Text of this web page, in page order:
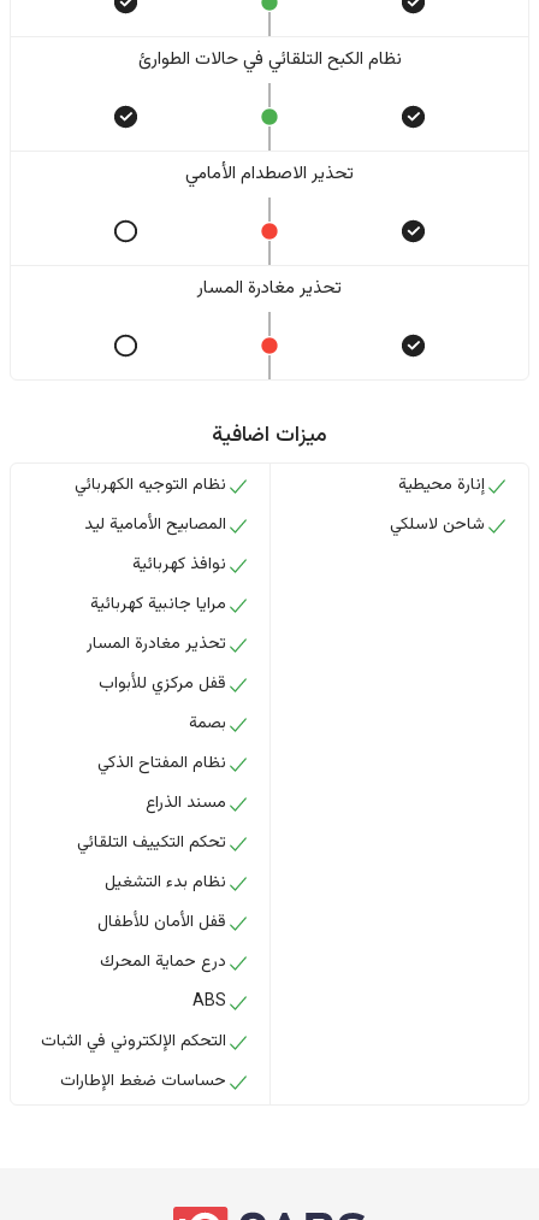
نظام الكبح التلقائي في حالات الطوارئ
تحذير الاصطدام الأمامي
تحذير مغادرة المسار
ميزات اضافية
إنارة محيطية
شاحن لاسلكي
نظام التوجيه الكهربائي
المصابيح الأمامية ليد
نوافذ كهربائية
مرايا جانبية كهربائية
تحذير مغادرة المسار
قفل مركزي للأبواب
بصمة
نظام المفتاح الذكي
مسند الذراع
تحكم التكييف التلقائي
نظام بدء التشغيل
قفل الأمان للأطفال
درع حماية المحرك
ABS
التحكم الإلكتروني في الثبات
حساسات ضغط الإطارات